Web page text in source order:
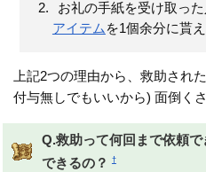
お礼の手紙を受け取っ
アイテム を1個余分に貰
上記2つの理由から、救助され
付与無しでもいいから) 面倒く
Q.救助って何回まで依頼で
できるの？
†